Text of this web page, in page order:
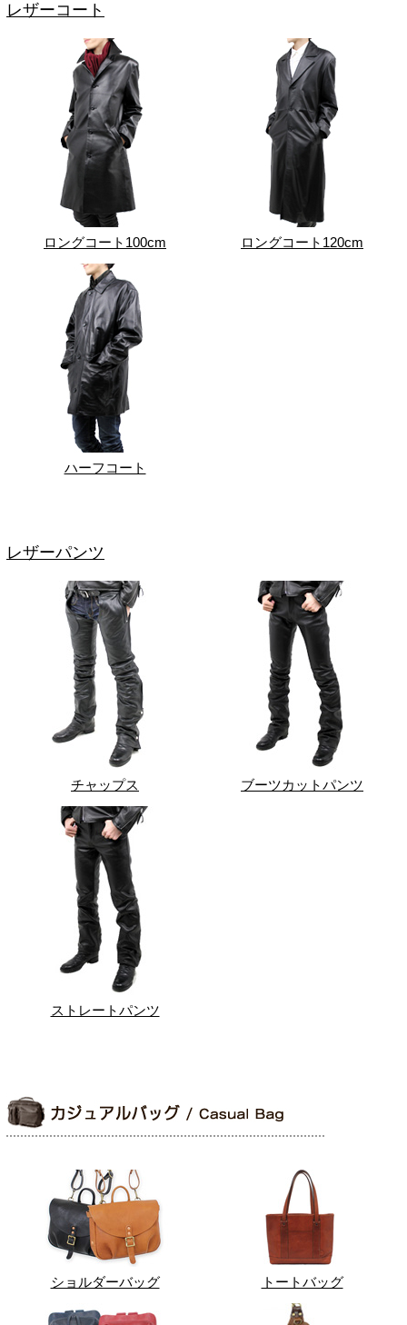
レザーコート
ロングコート100cm ロングコート120cm
ハーフコート
レザーパンツ
チャップス ブーツカットパンツ
ストレートパンツ
ショルダーバッグ トートバッグ